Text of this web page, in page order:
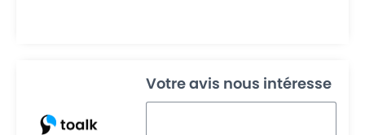
Votre avis nous intéresse